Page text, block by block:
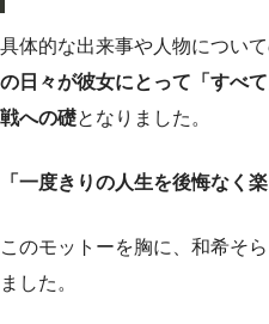
具体的な出来事や人物につい
の日々が彼女にとって「すべ
戦への礎となりました。
「一度きりの人生を後悔なく
このモットーを胸に、和希そ
ました。